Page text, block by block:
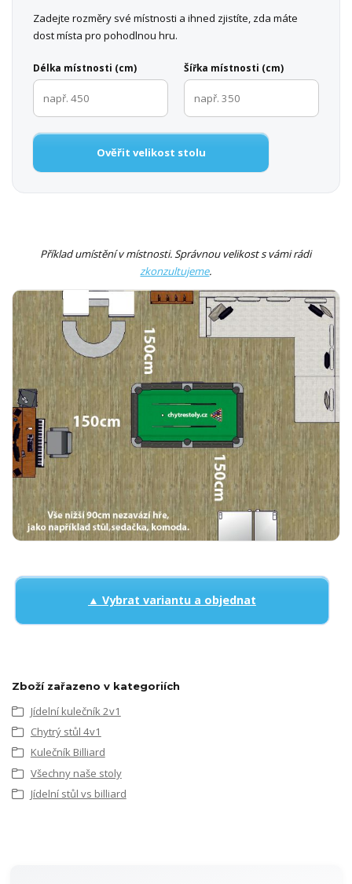
Zadejte rozměry své místnosti a ihned zjistíte, zda máte
dost místa pro pohodlnou hru.
Délka místnosti (cm) Šířka místnosti (cm)
Ověřit velikost stolu
Příklad umístění v místnosti. Správnou velikost s vámi rádi
zkonzultujeme.
▲ Vybrat variantu a objednat
Zboží zařazeno v kategoriích
Jídelní kulečník 2v1
Chytrý stůl 4v1
Kulečník Billiard
Všechny naše stoly
Jídelní stůl vs billiard